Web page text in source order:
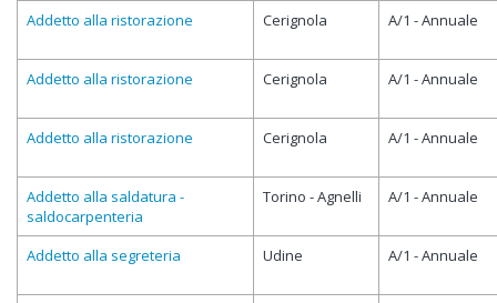
Addetto alla ristorazione Cerignola A/1 - Annuale
Addetto alla ristorazione Cerignola A/1 - Annuale
Addetto alla ristorazione Cerignola A/1 - Annuale
Addetto alla saldatura -
saldocarpenteria
Torino - Agnelli A/1 - Annuale
Addetto alla segreteria Udine A/1 - Annuale